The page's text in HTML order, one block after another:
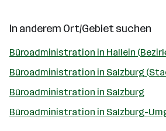
In anderem Ort/Gebiet suchen
Büroadministration in Hallein
Büroadministration in Salzburg
Büroadministration in Salzburg
Büroadministration in Salzburg-